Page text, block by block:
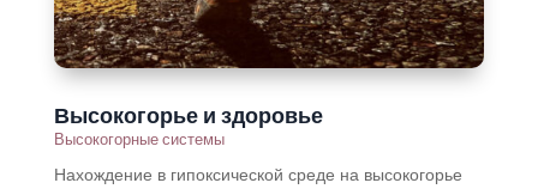
Высокогорье и здоровье
Высокогорные системы
Нахождение в гипоксической среде на высокогорье